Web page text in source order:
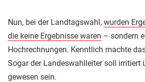
Nun, bei der Landtagswahl, wurden
die keine Ergebnisse waren – sondern
Hochrechnungen. Kenntlich machte
Sogar der Landeswahlleiter soll irritiert
gewesen sein.